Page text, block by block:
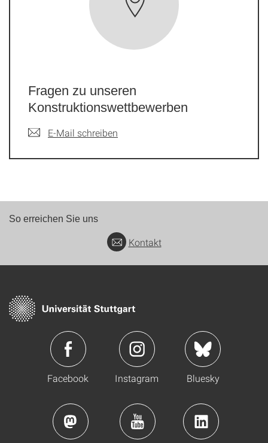
Fragen zu unseren
Konstruktionswettbewerben
E-Mail schreiben
So erreichen Sie uns
Kontakt
Facebook Instagram Bluesky